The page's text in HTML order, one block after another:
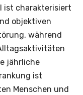
ist charakterisiert
objektiven
während
jährliche
ist
Menschen und